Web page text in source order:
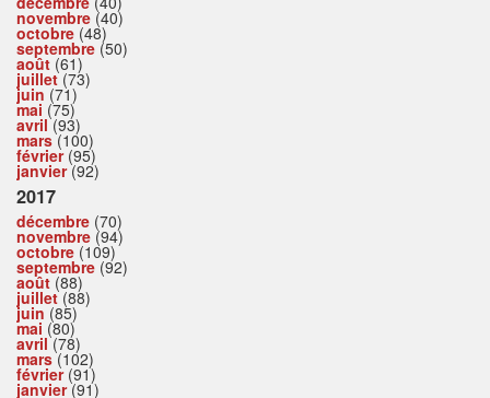
novembre (40)
octobre (48)
septembre (50)
août (61)
juillet(73)
juin (71)
mai (75)
avril(93)
mars(100)
février(95)
janvier(92)
2017
décembre (70)
novembre (94)
octobre (109)
septembre (92)
août (88)
juillet(88)
juin (85)
mai (80)
avril(78)
mars(102)
février(91)
janvier(91)